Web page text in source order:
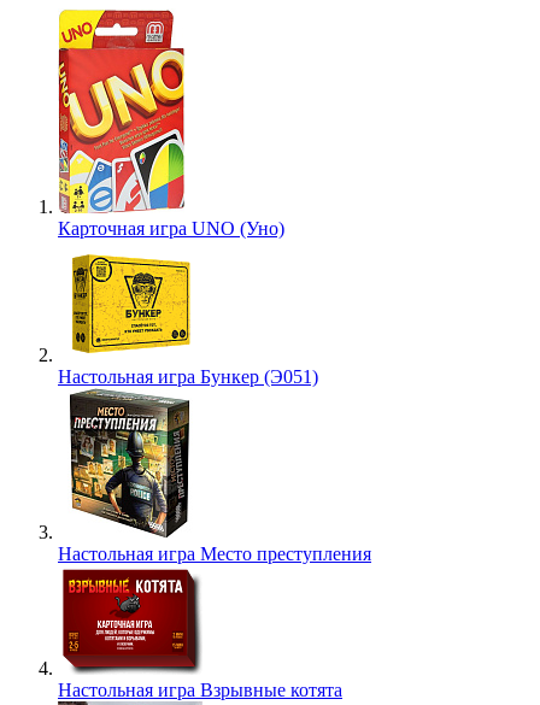
Карточная игра UNO (Уно)
Настольная игра Бункер (Э051)
Настольная игра Место преступления
Настольная игра Взрывные котята